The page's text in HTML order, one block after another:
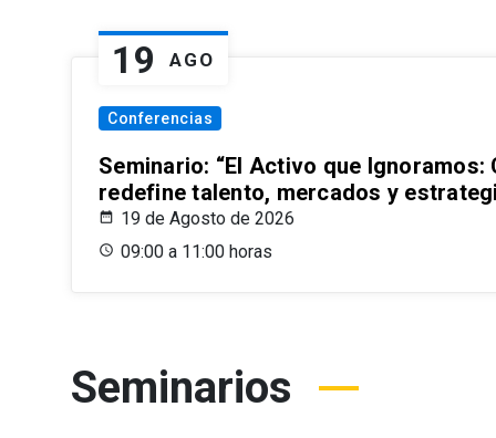
19 AGO
Conferencias
Seminario: “El Activo que
redefine talento, mercados y
19 de Agosto de 2026
09:00 a 11:00 horas
Seminarios